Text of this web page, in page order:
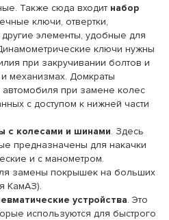
Также сюда входит набор
ключи, отвертки,
элементы, удобные для
ключи нужны
при закручивании болтов и
механизмах. Домкраты
при замене колес
с доступом к нижней части
с колесами и шинами. Здесь
предназначены для накачки
и с манометром.
замены покрышек на больших
КамАЗ).
устройства. Это
используются для быстрого